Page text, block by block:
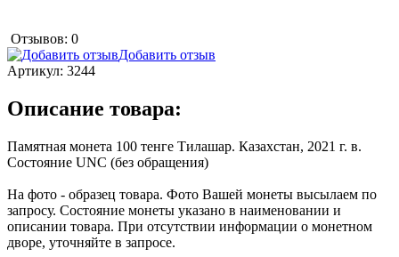
Отзывов: 0
Добавить отзыв
Артикул: 3244
Описание товара:
Памятная монета 100 тенге Тилашар. Казахстан, 2021 г. в.
Состояние UNC (без обращения)
На фото - образец товара. Фото Вашей монеты высылаем по
запросу. Состояние монеты указано в наименовании и
описании товара. При отсутствии информации о монетном
дворе, уточняйте в запросе.